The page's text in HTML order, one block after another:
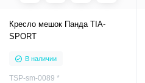
Кресло мешок Панда TIA-
SPORT
В наличии
TSP-sm-0089 *